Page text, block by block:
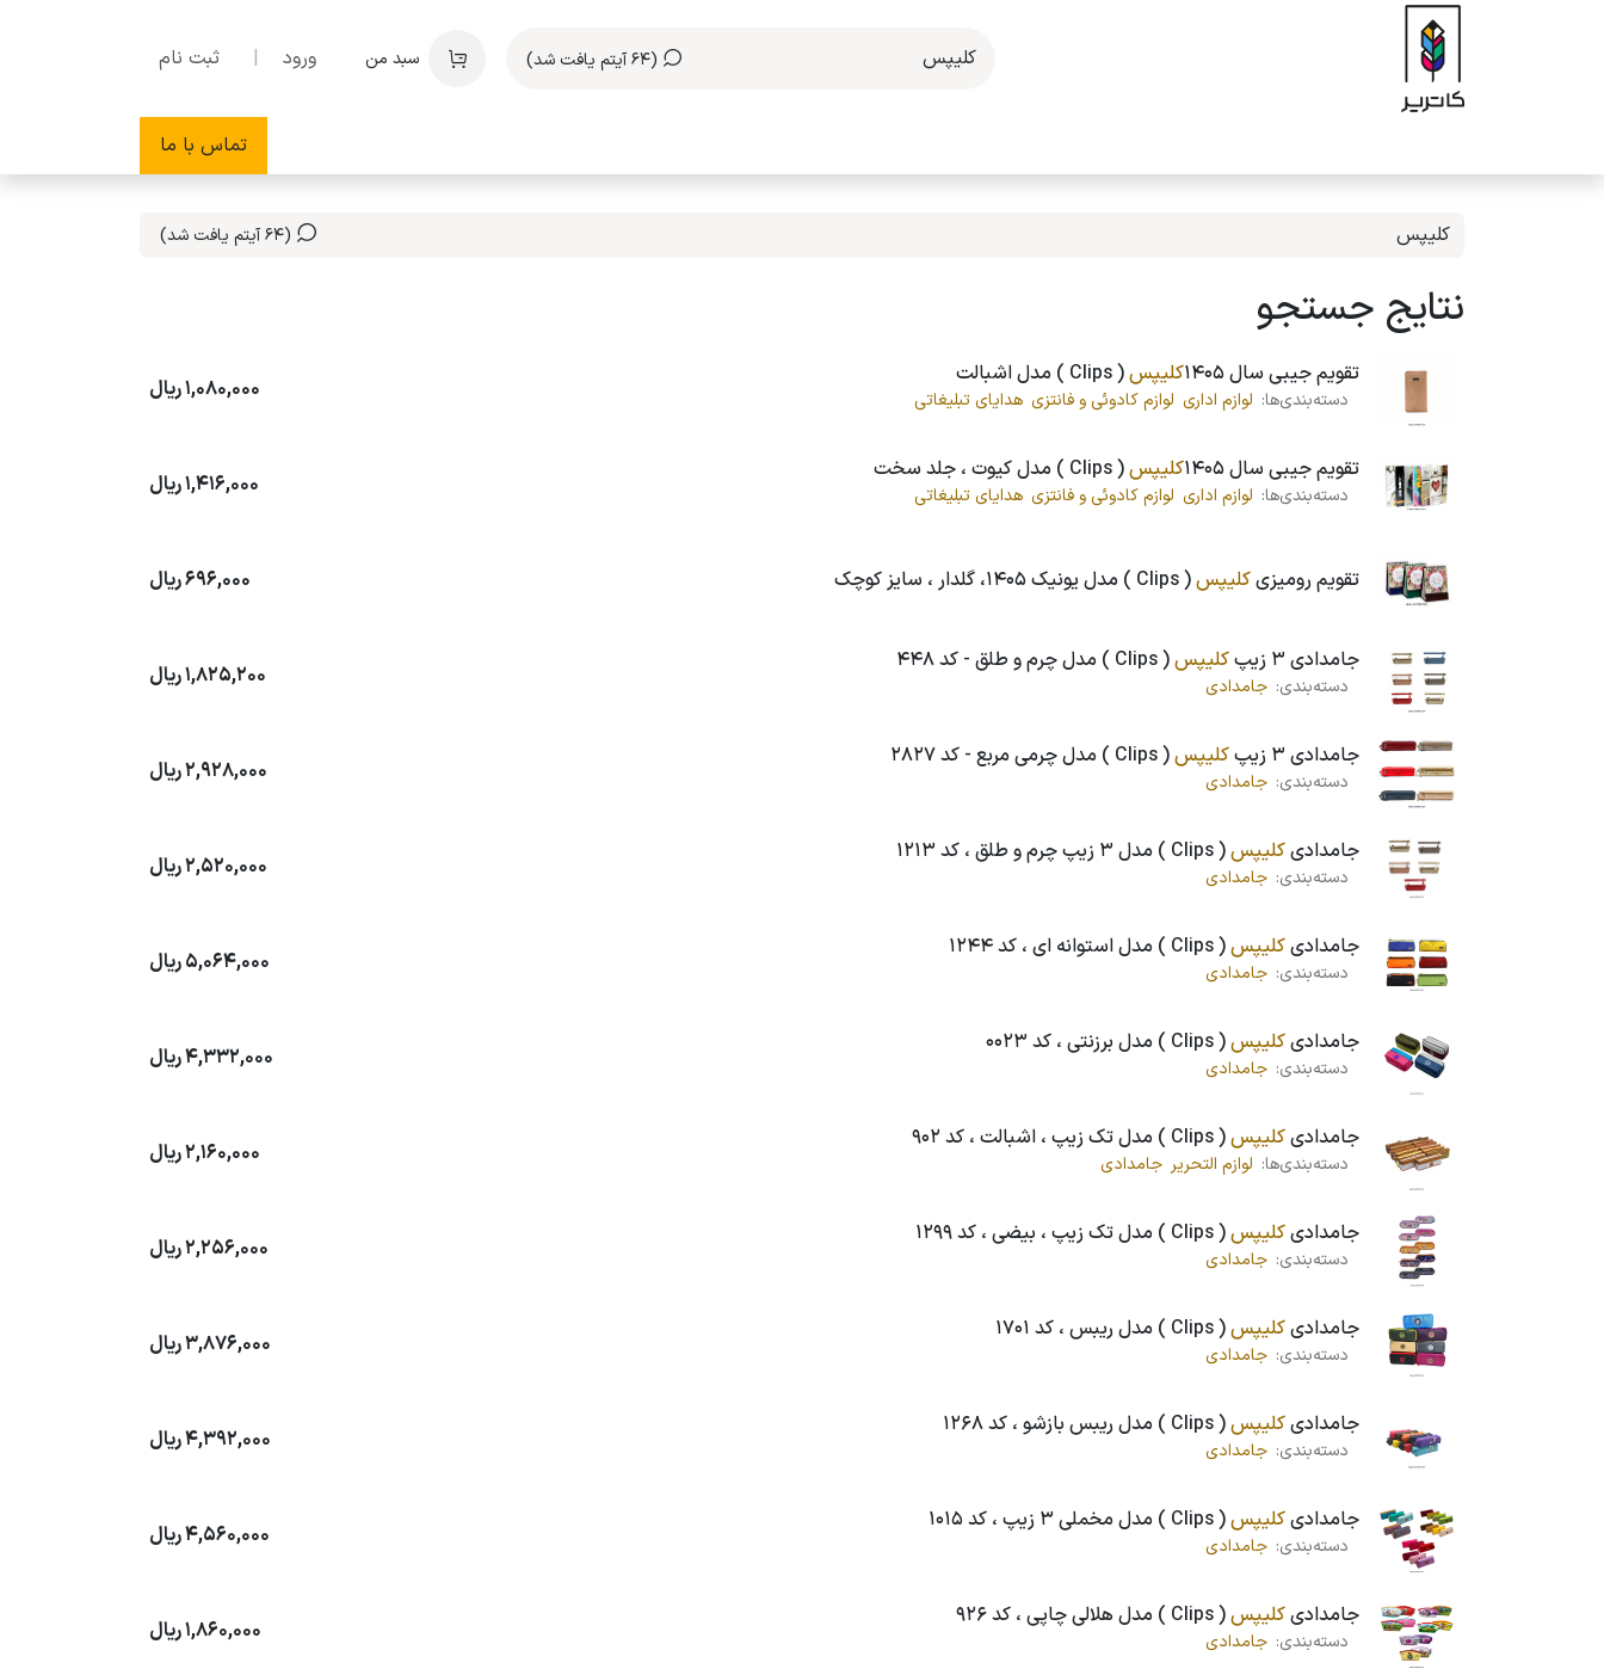
صرف نظر و مشاهده محتوا
(64 آیتم یافت شد) سبد من ورود | ثبت نام
تماس با ما
(64 آیتم یافت شد)
نتایج جستجو
تقویم جیبی سال 1405 کلیپس( Clips ) مدل اشبالت
دسته‌بندی‌ها: لوازم اداری لوازم کادوئی و فانتزی هدایای تبلیغاتی 1,080,000ریال
تقویم جیبی سال 1405 کلیپس( Clips ) مدل کیوت ، جلد سخت
دسته‌بندی‌ها: لوازم اداری لوازم کادوئی و فانتزی هدایای تبلیغاتی 1,416,000ریال
تقویم رومیزیکلیپس( Clips ) مدل یونیک 1405، گلدار ، سایز کوچک 696,000ریال
جامدادی 3 زیپ کلیپس( Clips ) مدل چرم و طلق - کد 448
دسته‌بندی: جامدادی 1,825,200ریال
جامدادی 3 زیپ کلیپس( Clips ) مدل چرمی مربع - کد 2827
دسته‌بندی: جامدادی 2,928,000ریال
جامدادیکلیپس( Clips ) مدل 3 زیپ چرم و طلق ، کد 1213
دسته‌بندی: جامدادی 2,520,000ریال
جامدادیکلیپس( Clips ) مدل استوانه ای ، کد 1244
دسته‌بندی: جامدادی 5,064,000ریال
جامدادیکلیپس( Clips ) مدل برزنتی ، کد 0023
دسته‌بندی: جامدادی 4,332,000ریال
جامدادیکلیپس( Clips ) مدل تک زیپ ، اشبالت ، کد 902
دسته‌بندی‌ها: لوازم التحریر جامدادی 2,160,000ریال
جامدادیکلیپس( Clips ) مدل تک زیپ ، بیضی ، کد 1299
دسته‌بندی: جامدادی 2,256,000ریال
جامدادیکلیپس( Clips ) مدل ریبس ، کد 1701
دسته‌بندی: جامدادی 3,876,000ریال
جامدادیکلیپس( Clips ) مدل ریبس بازشو ، کد 1268
دسته‌بندی: جامدادی 4,392,000ریال
جامدادیکلیپس( Clips ) مدل مخملی 3 زیپ ، کد 1015
دسته‌بندی: جامدادی 4,560,000ریال
جامدادیکلیپس( Clips ) مدل هلالی چاپی ، کد 926
دسته‌بندی: جامدادی 1,860,000ریال